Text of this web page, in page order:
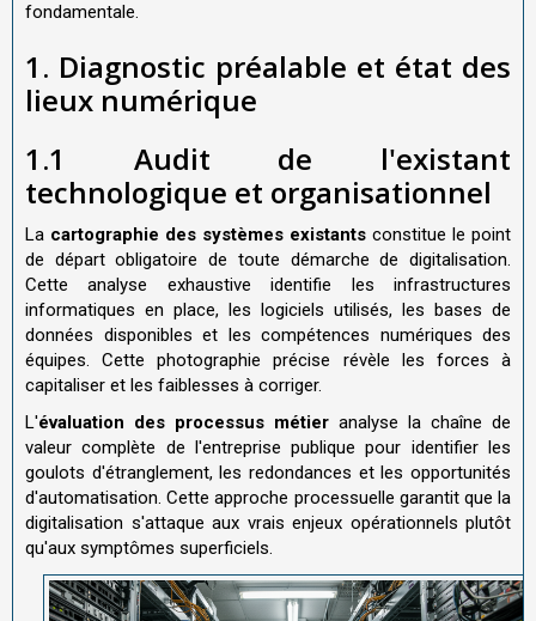
fondamentale.
1. Diagnostic préalable et état des
lieux numérique
1.1 Audit de l'existant
technologique et organisationnel
La cartographie des systèmes existants constitue le point
de départ obligatoire de toute démarche de digitalisation.
Cette analyse exhaustive identifie les infrastructures
informatiques en place, les logiciels utilisés, les bases de
données disponibles et les compétences numériques des
équipes. Cette photographie précise révèle les forces à
capitaliser et les faiblesses à corriger.
L'évaluation des processus métier analyse la chaîne de
valeur complète de l'entreprise publique pour identifier les
goulots d'étranglement, les redondances et les opportunités
d'automatisation. Cette approche processuelle garantit que la
digitalisation s'attaque aux vrais enjeux opérationnels plutôt
qu'aux symptômes superficiels.